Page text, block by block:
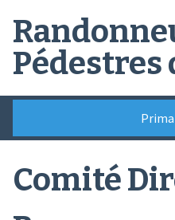
content
Pédestres
Comité